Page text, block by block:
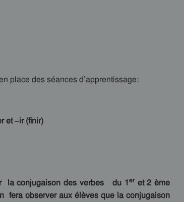
place des séances d’apprentissage:
et –ir (finir)
la conjugaison des verbes du 1eret 2 ème
fera observer aux élèves que la conjugaison